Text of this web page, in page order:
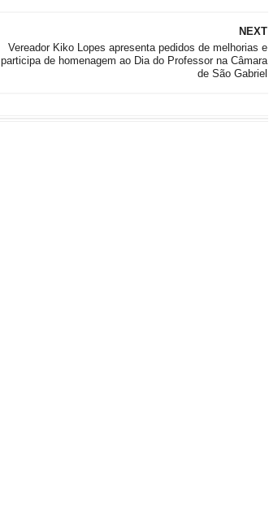
NEXT
Vereador Kiko Lopes apresenta pedidos de melhorias e
participa de homenagem ao Dia do Professor na Câmara
de São Gabriel